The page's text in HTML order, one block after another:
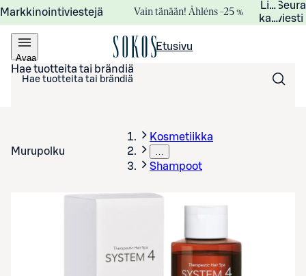
Markkinointiviestejä Vain tänään! Åhléns –25 %
viesti
Avaa
valikko
Etusivu
Hae tuotteita tai brändiä
Murupolku
Kosmetiikka
…
Shampoot